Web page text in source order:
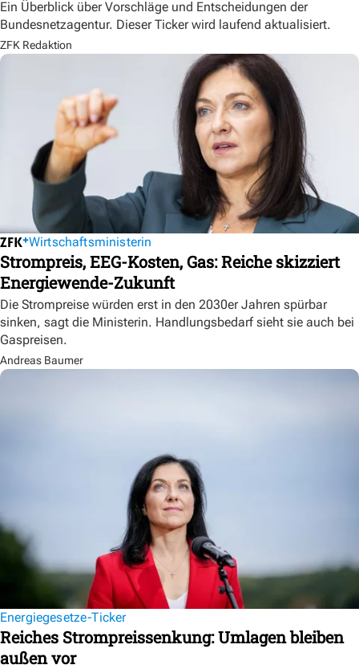
Ein Überblick über Vorschläge und Entscheidungen der
Bundesnetzagentur. Dieser Ticker wird laufend aktualisiert.
ZFK Redaktion
Wirtschaftsministerin
Strompreis, EEG-Kosten, Gas: Reiche skizziert
Energiewende-Zukunft
Die Strompreise würden erst in den 2030er Jahren spürbar
sinken, sagt die Ministerin. Handlungsbedarf sieht sie auch bei
Gaspreisen.
Andreas Baumer
Energiegesetze-Ticker
Reiches Strompreissenkung: Umlagen bleiben
außen vor